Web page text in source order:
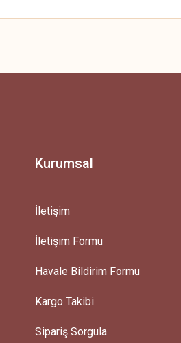
Bu ürüne ilk yorumu siz yapın!
hakkında henüz soru sorulmamış.
Gönder
Kurumsal
İletişim
İletişim Formu
Havale Bildirim Formu
Kargo Takibi
Sipariş Sorgula